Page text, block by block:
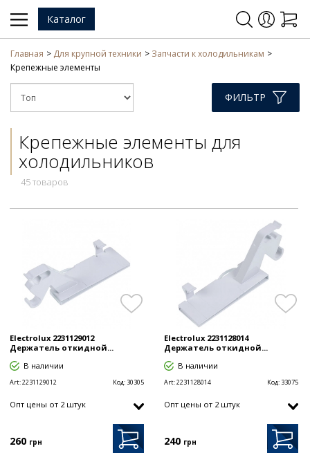
Каталог
Главная Для крупной техники
Запчасти к холодильникам
Крепежные элементы
ФИЛЬТР
Крепежные элементы для
холодильников
45 товаров
Electrolux 2231129012
Держатель откидной...
В наличии
Art:2231129012 Код: 30305
Опт цены от 2 штук
260 грн
Electrolux 2231128014
Держатель откидной...
В наличии
Art:2231128014 Код: 33075
Опт цены от 2 штук
240 грн